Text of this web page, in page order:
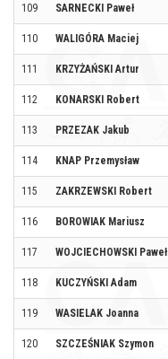
109 SARNECKI Paweł
110 WALIGÓRA Maciej
111 KRZYŻAŃSKI Artur
112 KONARSKI Robert
113 PRZEZAK Jakub
114 KNAP Przemysław
115 ZAKRZEWSKI Robert
116 BOROWIAK Mariusz
117 WOJCIECHOWSKI Paweł
118 KUCZYŃSKI Adam
119 WASIELAK Joanna
120 SZCZEŚNIAK Szymon